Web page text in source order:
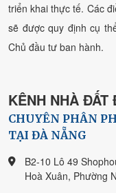
triển khai thực tế. Các
sẽ được quy định cụ
Chủ đầu tư ban hành.
KÊNH NHÀ ĐẤT
CHUYÊN PHÂN
TẠI ĐÀ NẴNG
B2-10 Lô 49
Hoà Xuân, Phường